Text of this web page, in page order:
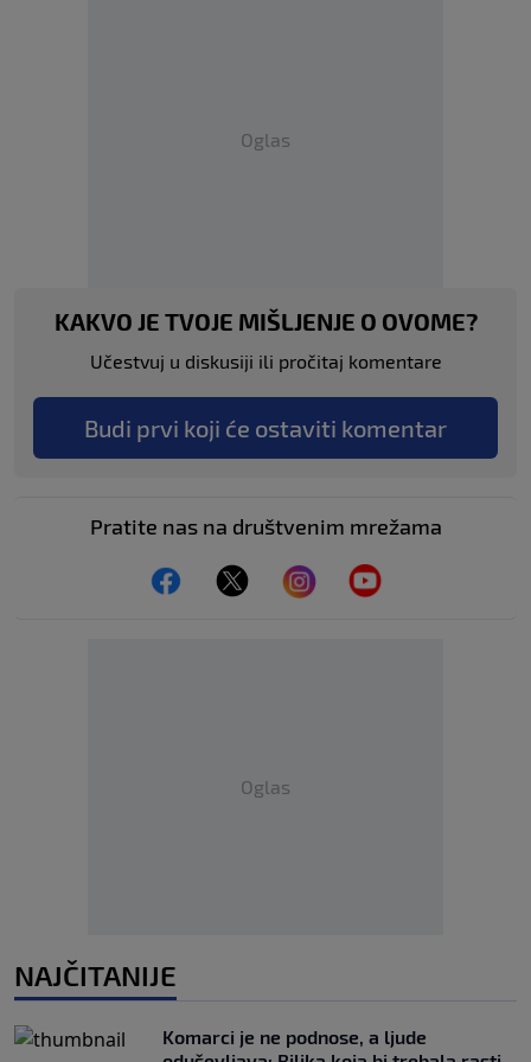
Oglas
KAKVO JE TVOJE MIŠLJENJE O OVOME?
Učestvuj u diskusiji ili pročitaj komentare
Budi prvi koji će ostaviti komentar
Pratite nas na društvenim mrežama
Oglas
NAJČITANIJE
Komarci je ne podnose, a ljude